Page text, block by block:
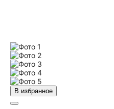
В избранное